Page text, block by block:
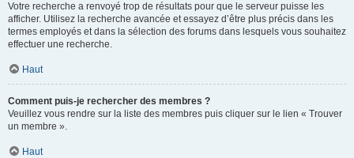
Votre recherche a renvoyé trop de résultats pour que le serveur puisse les
afficher. Utilisez la recherche avancée et essayez d’être plus précis dans les
termes employés et dans la sélection des forums dans lesquels vous souhaitez
effectuer une recherche.
Haut
Comment puis-je rechercher des membres ?
Veuillez vous rendre sur la liste des membres puis cliquer sur le lien « Trouver
un membre ».
Haut